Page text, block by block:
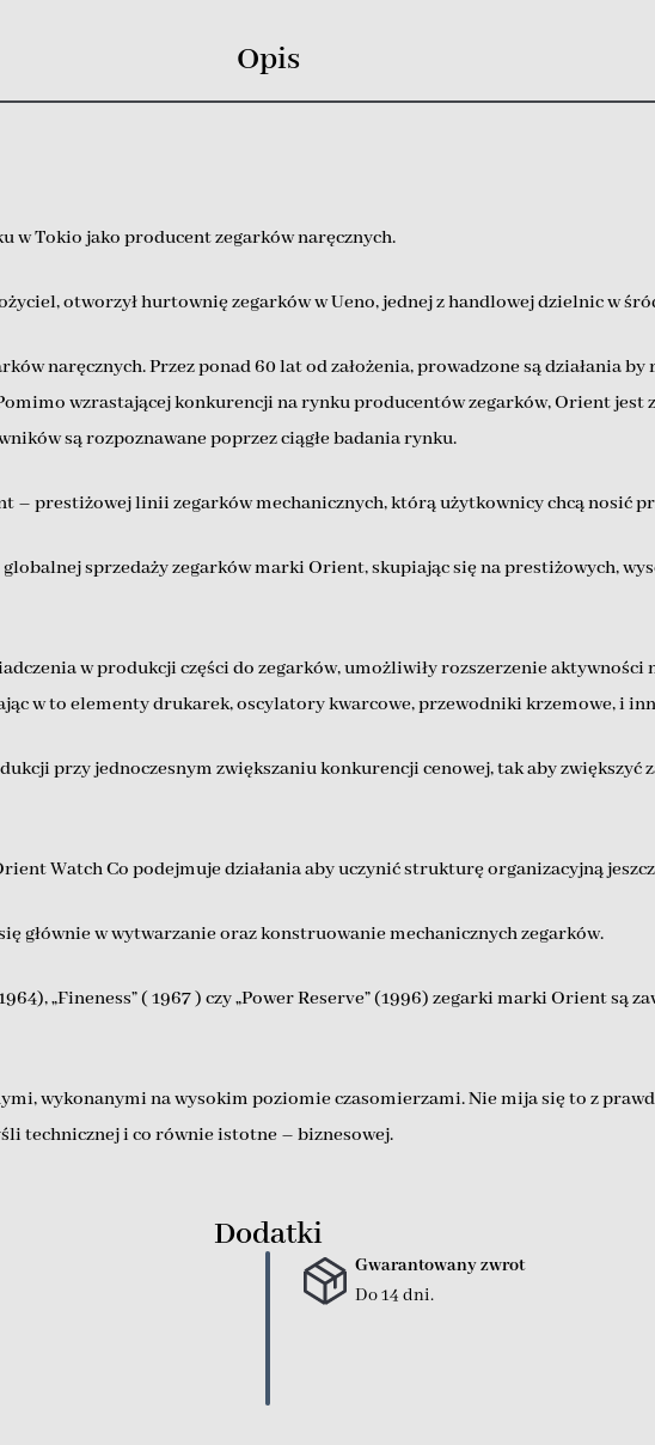
Opis
w Tokio jako producent zegarków naręcznych.
otworzył hurtownię zegarków w Ueno, jednej z handlowej dzielnic w
naręcznych. Przez ponad 60 lat od założenia, prowadzone są działania
wzrastającej konkurencji na rynku producentów zegarków, Orient
są rozpoznawane poprzez ciągłe badania rynku.
– prestiżowej linii zegarków mechanicznych, którą użytkownicy chcą nosić
sprzedaży zegarków marki Orient, skupiając się na prestiżowych,
w produkcji części do zegarków, umożliwiły rozszerzenie aktywności
w to elementy drukarek, oscylatory kwarcowe, przewodniki krzemowe, i
przy jednoczesnym zwiększaniu konkurencji cenowej, tak aby
Watch Co podejmuje działania aby uczynić strukturę organizacyjną
głównie w wytwarzanie oraz konstruowanie mechanicznych zegarków.
„Fineness” ( 1967 ) czy „Power Reserve” (1996) zegarki marki Orient są
wykonanymi na wysokim poziomie czasomierzami. Nie mija się to z
technicznej i co równie istotne – biznesowej.
Dodatki
Gwarantowany zwrot
Do 14 dni.